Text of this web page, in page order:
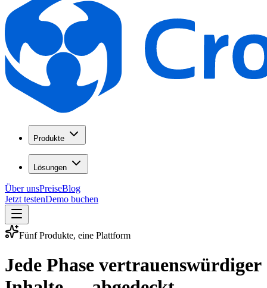
Produkte
Lösungen
Über unsPreiseBlog
Jetzt testenDemo buchen
Fünf Produkte, eine Plattform
Jede Phase vertrauenswürdiger